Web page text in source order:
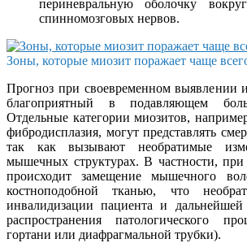
периневральную оболочку
спинномозговых нервов.
Зоны, которые миозит поражает чаще
Прогноз при своевременном выявлении
благоприятный в подавляющем
Отдельные категории миозитов,
фибродисплазия, могут представлять
так как вызывают необратимые
мышечных структурах. В частности,
происходит замещение мышечного
костноподобной тканью, что
инвалидизации пациента и
распространения патологического
гортани или диафрагмальной трубки).